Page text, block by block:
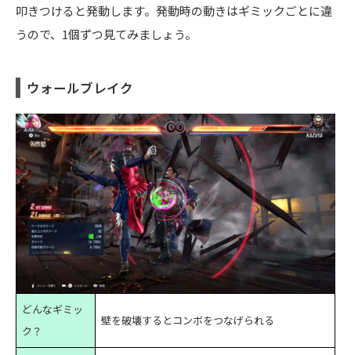
叩きつけると発動します。発動時の動きはギミックごとに違
うので、1個ずつ見てみましょう。
ウォールブレイク
どんなギミッ
ク？
壁を破壊するとコンボをつなげられる